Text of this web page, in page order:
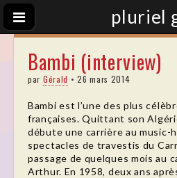
pluriel
Bambi (interview)
par Gérald •26 mars 2014
Bambi est l’une des plus
françaises. Quittant son
débute une carrière au music-
spectacles de travestis du
passage de quelques mois au
Arthur. En 1958, deux ans